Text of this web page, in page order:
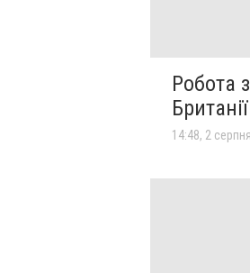
Робота
Британії
14:48, 2 серпня